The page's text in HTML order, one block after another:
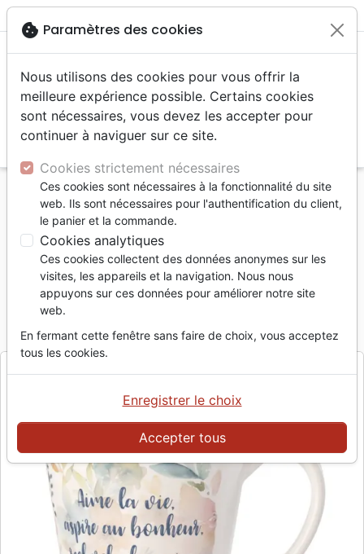
menu
Accueil Divers
Objets cadeaux
Mug motifs floraux pastels « Aime la vie » Ps.
34.12-15
Mug motifs floraux pastels « Aime la
vie » Ps. 34.12-15
Référence
EditeurCedis
cookie Paramètres des cookies
Nous utilisons des cookies pour vous offrir la
meilleure expérience possible. Certains cookies
sont nécessaires, vous devez les accepter pour
continuer à naviguer sur ce site.
Cookies strictement nécessaires
Ces cookies sont nécessaires à la fonctionnalité du site
web. Ils sont nécessaires pour l'authentification du client,
le panier et la commande.
Cookies analytiques
Ces cookies collectent des données anonymes sur les
visites, les appareils et la navigation. Nous nous
appuyons sur ces données pour améliorer notre site
web.
En fermant cette fenêtre sans faire de choix, vous acceptez
tous les cookies.
Accepter tous
Enregistrer le choix